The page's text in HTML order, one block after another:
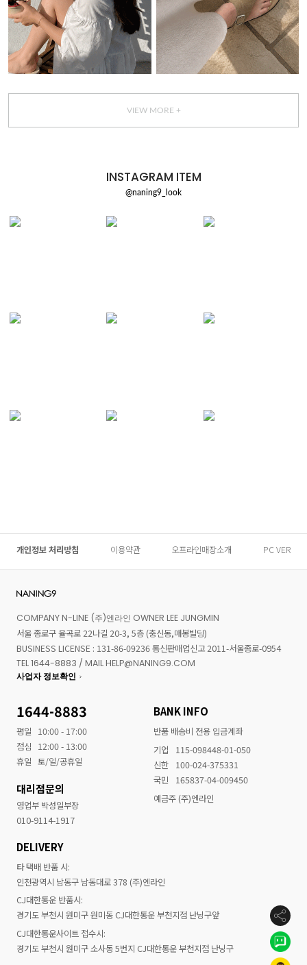
VIEW MORE +
INSTAGRAM ITEM
@naning9_look
개인정보 처리방침 이용약관 오프라인매장소개 PC VER
COMPANY N-LINE (주)엔라인 OWNER LEE JUNGMIN
서울 종로구 율곡로 22나길 20-3, 5층 (충신동,매봉빌딩)
BUSINESS LICENSE : 131-86-09236 통신판매업신고 2011-서울종로-0954
TEL 1644-8883 / MAIL HELP@NANING9.COM
사업자 정보확인
1644-8883
평일
10:00 - 17:00
점심
12:00 - 13:00
휴일 토/일/공휴일
대리점문의
영업부 박성일부장
010-9114-1917
BANK INFO
반품 배송비 전용 입금계좌
기업
115-098448-01-050
신한
100-024-375331
국민
165837-04-009450
예금주 (주)엔라인
DELIVERY
타 택배 반품 시:
인천광역시 남동구 남동대로 378 (주)엔라인
CJ대한통운 반품시:
경기도 부천시 원미구 원미동 CJ대한통운 부천지점 난닝구앞
CJ대한통운사이트 접수시:
경기도 부천시 원미구 소사동 5번지 CJ대한통운 부천지점 난닝구